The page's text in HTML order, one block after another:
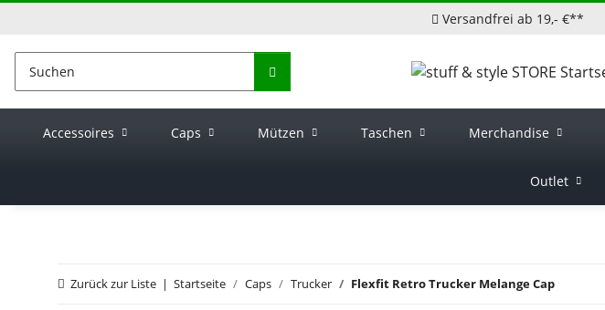
Versandfrei ab 19,- €**
Accessoires Caps Mützen Taschen Merchandise
Outlet
Zurück zur Liste Startseite Caps Trucker Flexfit Retro Trucker Melange Cap